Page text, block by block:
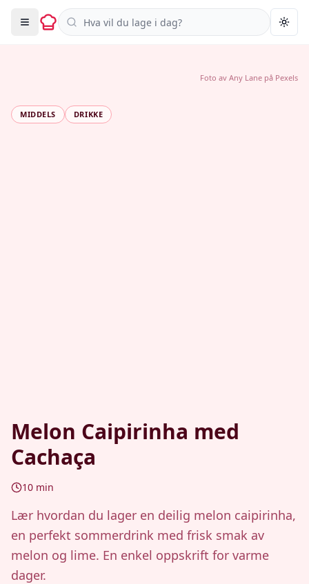
Søk i oppskrifter
MIDDELS DRIKKE
Melon Caipirinha med
Cachaça
10 min
Lær hvordan du lager en deilig melon caipirinha,
en perfekt sommerdrink med frisk smak av
melon og lime. En enkel oppskrift for varme
dager.
Foto av Any Lane på Pexels